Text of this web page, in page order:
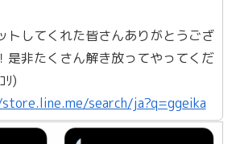
トしてくれた皆さんありがとうござ
是非たくさん解き放ってやってくだ
ﾘ)
search/ja?q=ggeika